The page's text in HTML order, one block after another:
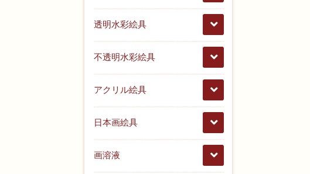
透明水彩絵具
不透明水彩絵具
アクリル絵具
日本画絵具
画溶液